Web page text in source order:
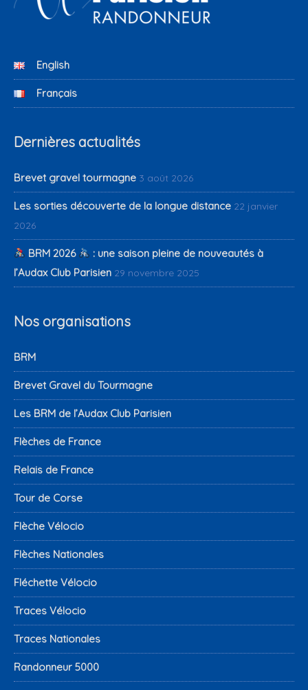
English
Français
Dernières actualités
Brevet gravel tourmagne 3 août 2026
Les sorties découverte de la longue distance 22 janvier
2026
BRM 2026
: une saison pleine de nouveautés à
l’Audax Club Parisien 29 novembre 2025
Nos organisations
BRM
Brevet Gravel du Tourmagne
Les BRM de l’Audax Club Parisien
Flèches de France
Relais de France
Tour de Corse
Flèche Vélocio
Flèches Nationales
Fléchette Vélocio
Traces Vélocio
Traces Nationales
Randonneur 5000